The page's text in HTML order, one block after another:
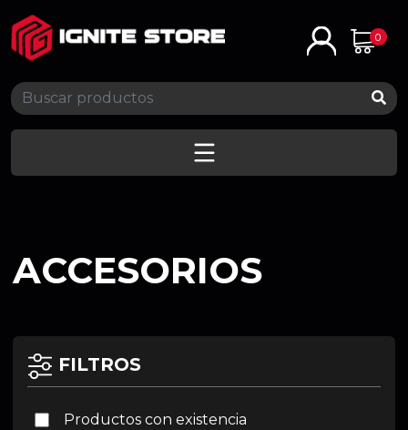
0
ACCESORIOS
FILTROS
Productos con existencia